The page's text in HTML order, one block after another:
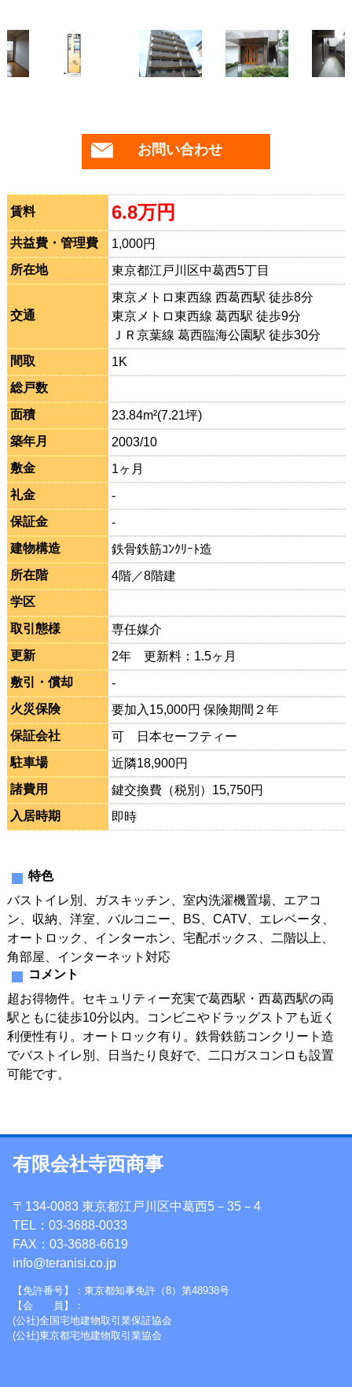
お問い合わせ
賃料 6.8万円
共益費・管理費
1,000円
所在地
東京都江戸川区中葛西5丁目
交通
東京メトロ東西線 西葛西駅 徒歩8分
東京メトロ東西線 葛西駅 徒歩9分
ＪＲ京葉線 葛西臨海公園駅 徒歩30分
間取
1K
総戸数
面積
23.84m²(7.21坪)
築年月
2003/10
敷金
1ヶ月
礼金
-
保証金
-
建物構造
鉄骨鉄筋ｺﾝｸﾘｰﾄ造
所在階
4階／8階建
学区
取引態様
専任媒介
更新
2年 更新料：1.5ヶ月
敷引・償却
-
火災保険
要加入15,000円 保険期間２年
保証会社
可 日本セーフティー
駐車場
近隣18,900円
諸費用
鍵交換費（税別）15,750円
入居時期
即時
特色
バストイレ別、ガスキッチン、室内洗濯機置場、エアコ
ン、収納、洋室、バルコニー、BS、CATV、エレベータ、
オートロック、インターホン、宅配ボックス、二階以上、
角部屋、インターネット対応
コメント
超お得物件。セキュリティー充実で葛西駅・西葛西駅の両
駅ともに徒歩10分以内。コンビニやドラッグストアも近く
利便性有り。オートロック有り。鉄骨鉄筋コンクリート造
でバストイレ別、日当たり良好で、二口ガスコンロも設置
可能です。
有限会社寺西商事
〒134-0083 東京都江戸川区中葛西5－35－4
TEL：03-3688-0033
FAX：03-3688-6619
info@teranisi.co.jp
【免許番号】：東京都知事免許（8）第48938号
【会 員】：
(公社)全国宅地建物取引業保証協会
(公社)東京都宅地建物取引業協会